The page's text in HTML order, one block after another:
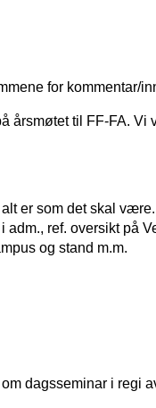
for kommentar/
årsmøtet til FF-FA. Vi
er som det skal
ref. oversikt på
og stand m.m.
dagsseminar i regi